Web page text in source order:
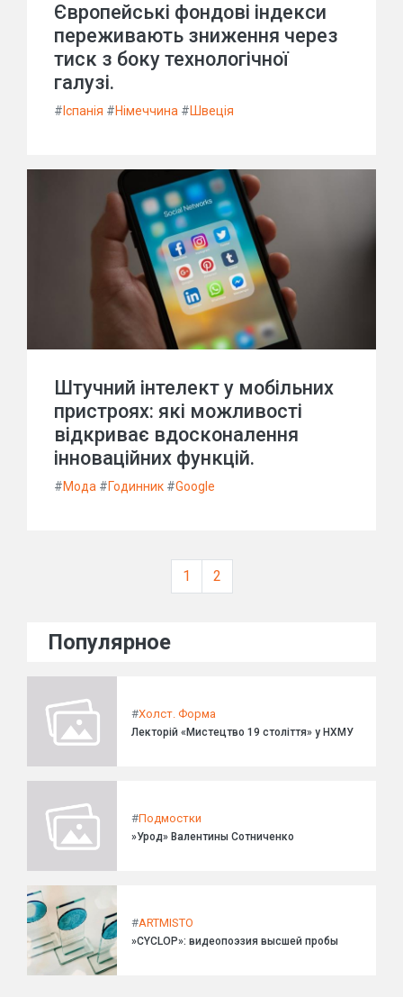
Європейські фондові індекси
переживають зниження через
тиск з боку технологічної
галузі.
# Іспанія #Німеччина #Швеція
Штучний інтелект у мобільних
пристроях: які можливості
відкриває вдосконалення
інноваційних функцій.
#Мода #Годинник #Google
1 2
Популярное
#Холст. Форма
Лекторій «Мистецтво 19 століття» у НХМУ
#Подмостки
»Урод» Валентины Сотниченко
#ARTMISTO
»CYCLOP»: видеопоэзия высшей пробы